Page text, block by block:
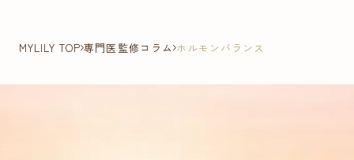
MYLILY TOP 専門医監修コラム ホルモンバランス